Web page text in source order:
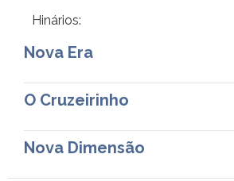
Hinários:
Nova Era
O Cruzeirinho
Nova Dimensão